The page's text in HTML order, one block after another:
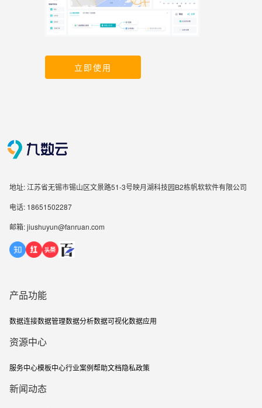
立即使用
地址: 江苏省无锡市锡山区文景路51-3号映月湖科技园B2栋帆软软件有限公司
电话: 18651502287
邮箱: jiushuyun@fanruan.com
产品功能
数据连接数据管理数据分析数据可视化数据应用
资源中心
服务中心模板中心行业案例帮助文档隐私政策
新闻动态